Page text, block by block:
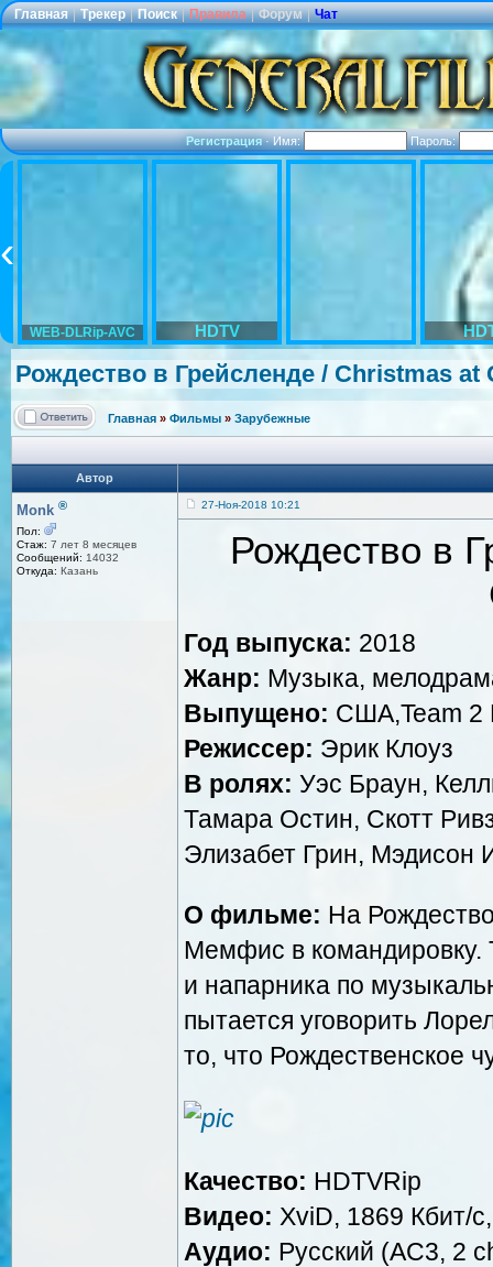
Главная | Трекер | Поиск | Правила | Форум | Чат
Регистрация·Имя: Пароль:
WEB-DLRip-AVC HDTV
Рождество в Грейсленде / Christmas at
Главная » Фильмы » Зарубежные
Автор
Monk ®
Пол:
Стаж: 7 лет 8 месяцев
Сообщений: 14032
Откуда: Казань
27-Ноя-2018 10:21
Рождество в
Год выпуска: 2018
Жанр: Музыка,
Выпущено: США,Team 2
Режиссер: Эрик Клоуз
В ролях: Уэс Браун,
Тамара Остин, Скотт
Элизабет Грин, Мэдисон
О фильме: На
Мемфис в командировку.
и напарника по
пытается уговорить
то, что Рождественское
Качество: HDTVRip
Видео: XviD, 1869 Кбит/
Аудио: Русский (AC3, 2